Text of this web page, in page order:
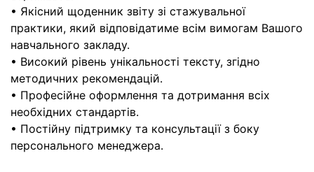
• Якісний щоденник звіту зі стажувальної
практики, який відповідатиме всім вимогам Вашого
навчального закладу.
• Високий рівень унікальності тексту, згідно
методичних рекомендацій.
• Професійне оформлення та дотримання всіх
необхідних стандартів.
• Постійну підтримку та консультації з боку
персонального менеджера.